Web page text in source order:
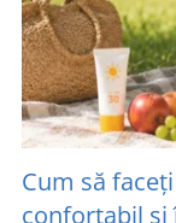
Cum să
confortabil și